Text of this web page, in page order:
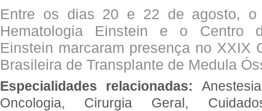
Entre os dias 20 e 22 de agosto, o
Hematologia Einstein e o Centro
Einstein marcaram presença no XXIX
Brasileira de Transplante de Medula
Especialidades relacionadas:
Oncologia, Cirurgia Geral,